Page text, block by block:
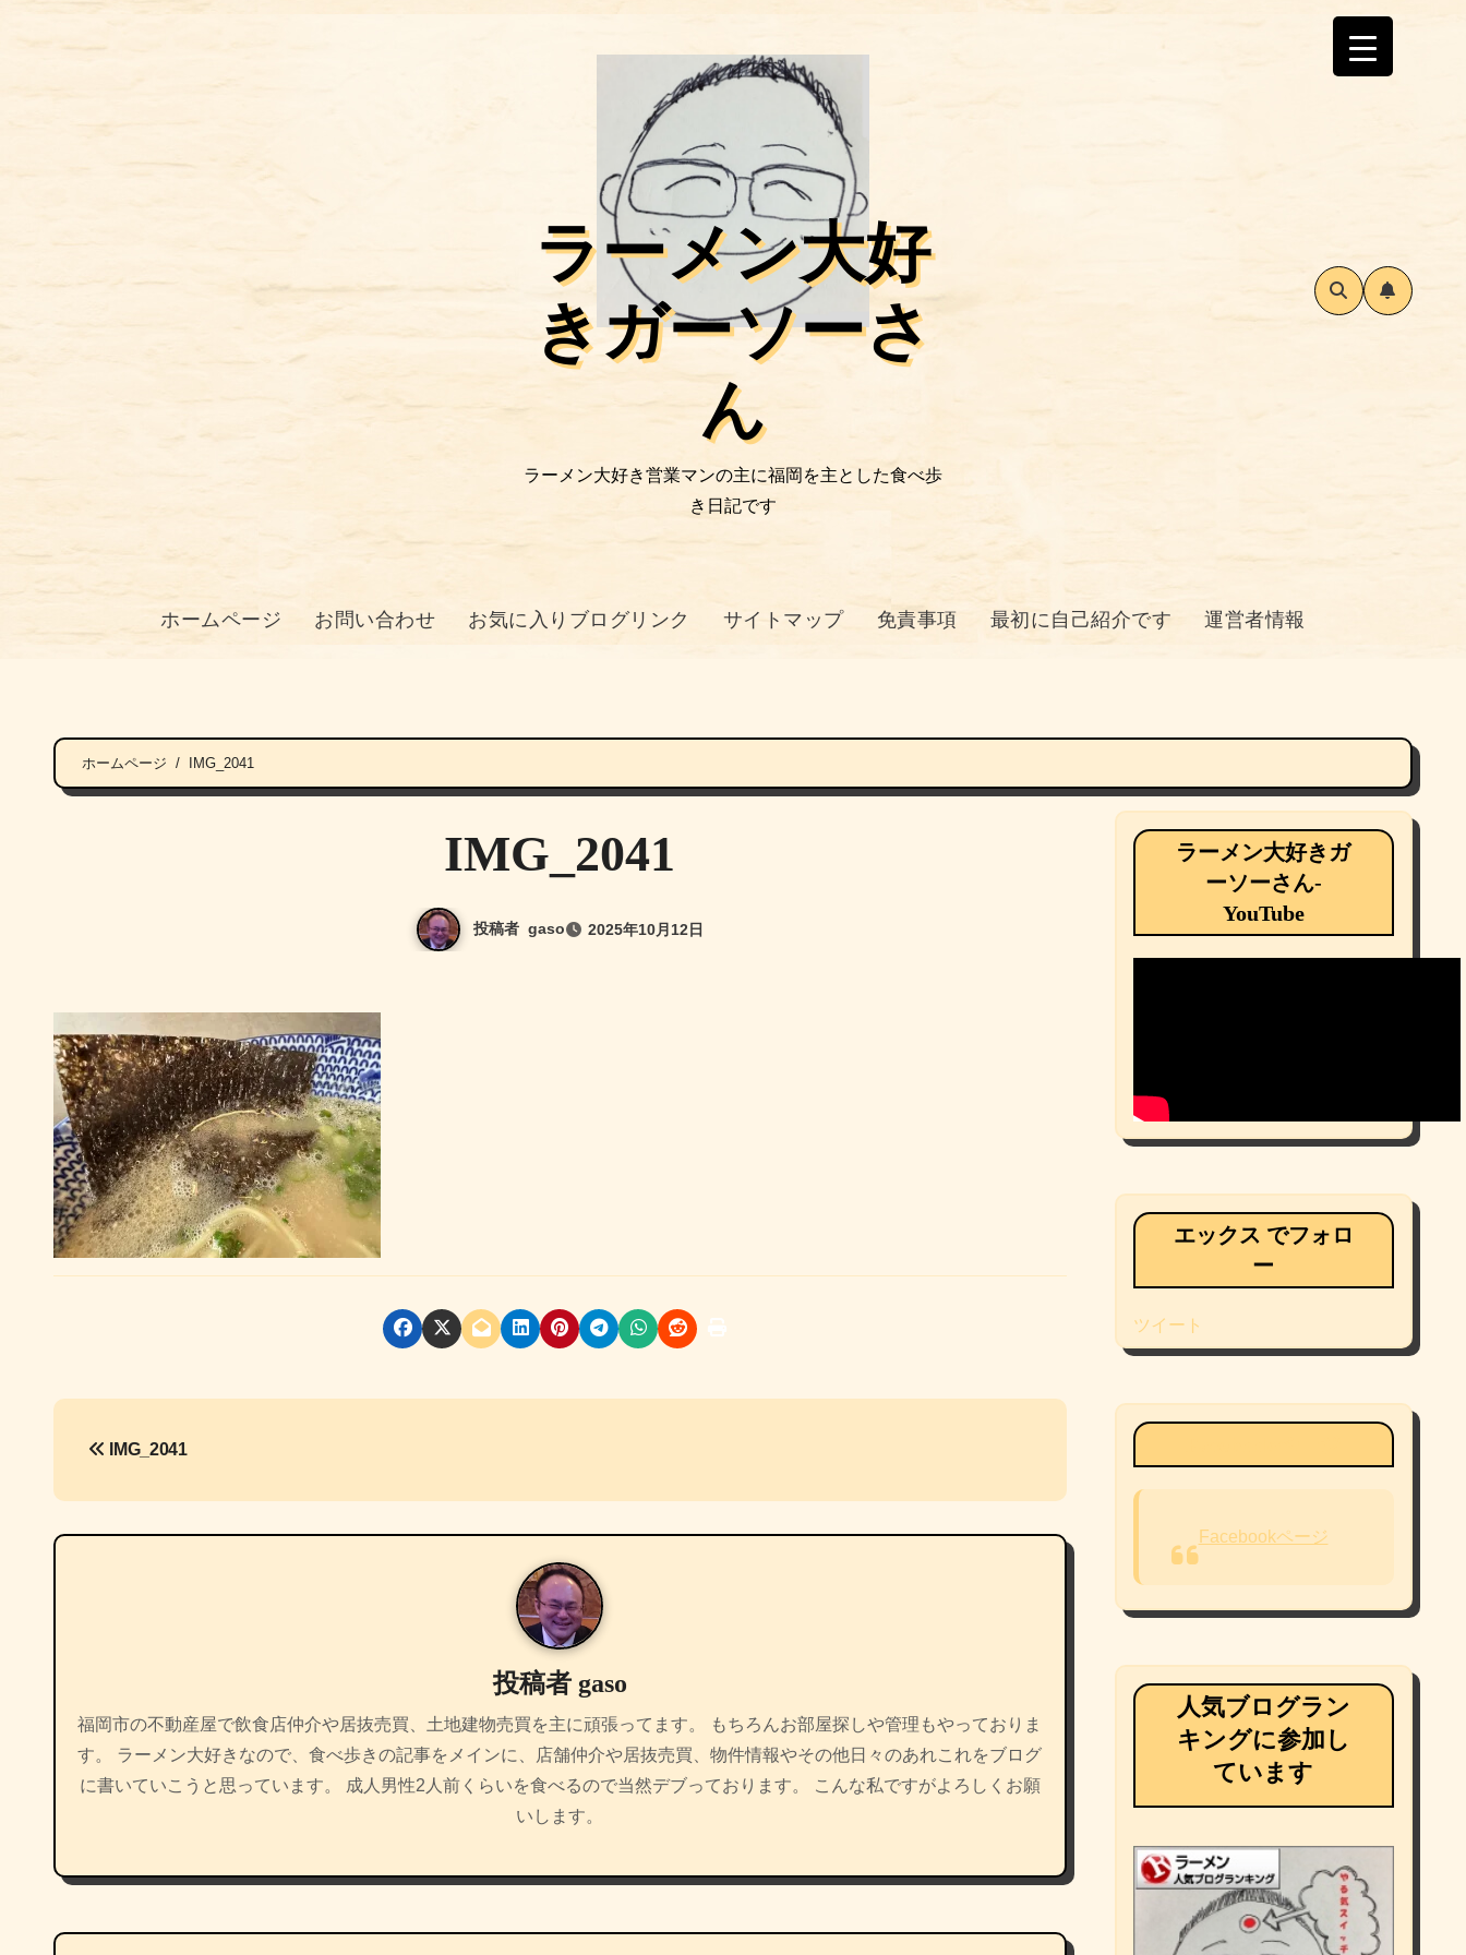
ラーメン大好
きガーソーさ
ん
ラーメン大好き営業マンの主に福岡を主とした食べ歩
き日記です
ホームページ お問い合わせ お気に入りブログリンク サイトマップ 免責事項 最初に自己紹介です 運営者情報
ホームページ IMG_2041
IMG_2041
投稿者 gaso 2025年10月12日
投
ナ
ビ
ョ
ン
IMG_2041
投稿者 gaso
福岡市の不動産屋で飲食店仲介や居抜売買、土地建物売買を主に頑張ってます。 もちろんお部屋探しや管理もやっておりま
す。 ラーメン大好きなので、食べ歩きの記事をメインに、店舗仲介や居抜売買、物件情報やその他日々のあれこれをブログ
に書いていこうと思っています。 成人男性2人前くらいを食べるので当然デブっております。 こんな私ですがよろしくお願
いします。
ラーメン大好きガ
ーソーさん-
YouTube
エックス でフォロ
ー
ツイート
Facebookページ
人気ブログラン
キングに参加し
ています